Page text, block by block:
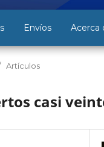
Envíos Acerca
Artículos
casi